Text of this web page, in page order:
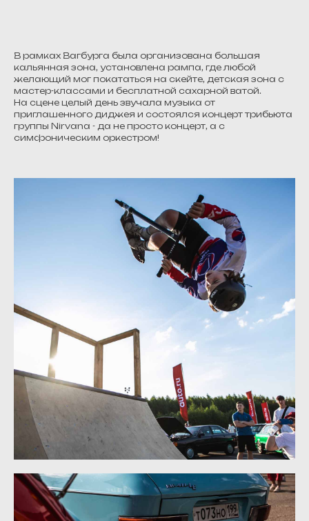
В рамках Вагбурга была организована большая
кальянная зона, установлена рампа, где любой
желающий мог покататься на скейте, детская зона с
мастер-классами и бесплатной сахарной ватой.
На сцене целый день звучала музыка от
приглашенного диджея и состоялся концерт трибьюта
группы Nirvana - да не просто концерт, а с
симфоническим оркестром!